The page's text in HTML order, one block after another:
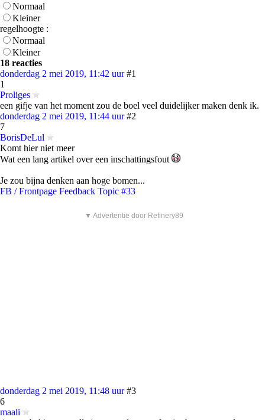
Normaal
Kleiner
regelhoogte :
Normaal
Kleiner
18 reacties
donderdag 2 mei 2019, 11:42 uur #1
1
Proliges
een gifje van het moment zou de boel veel duidelijker maken denk ik.
donderdag 2 mei 2019, 11:44 uur #2
7
BorisDeLul
Komt hier niet meer
Wat een lang artikel over een inschattingsfout
Je zou bijna denken aan hoge bomen...
FB / Frontpage Feedback Topic #33
▼ Advertentie door Refinery89
donderdag 2 mei 2019, 11:48 uur #3
6
maali